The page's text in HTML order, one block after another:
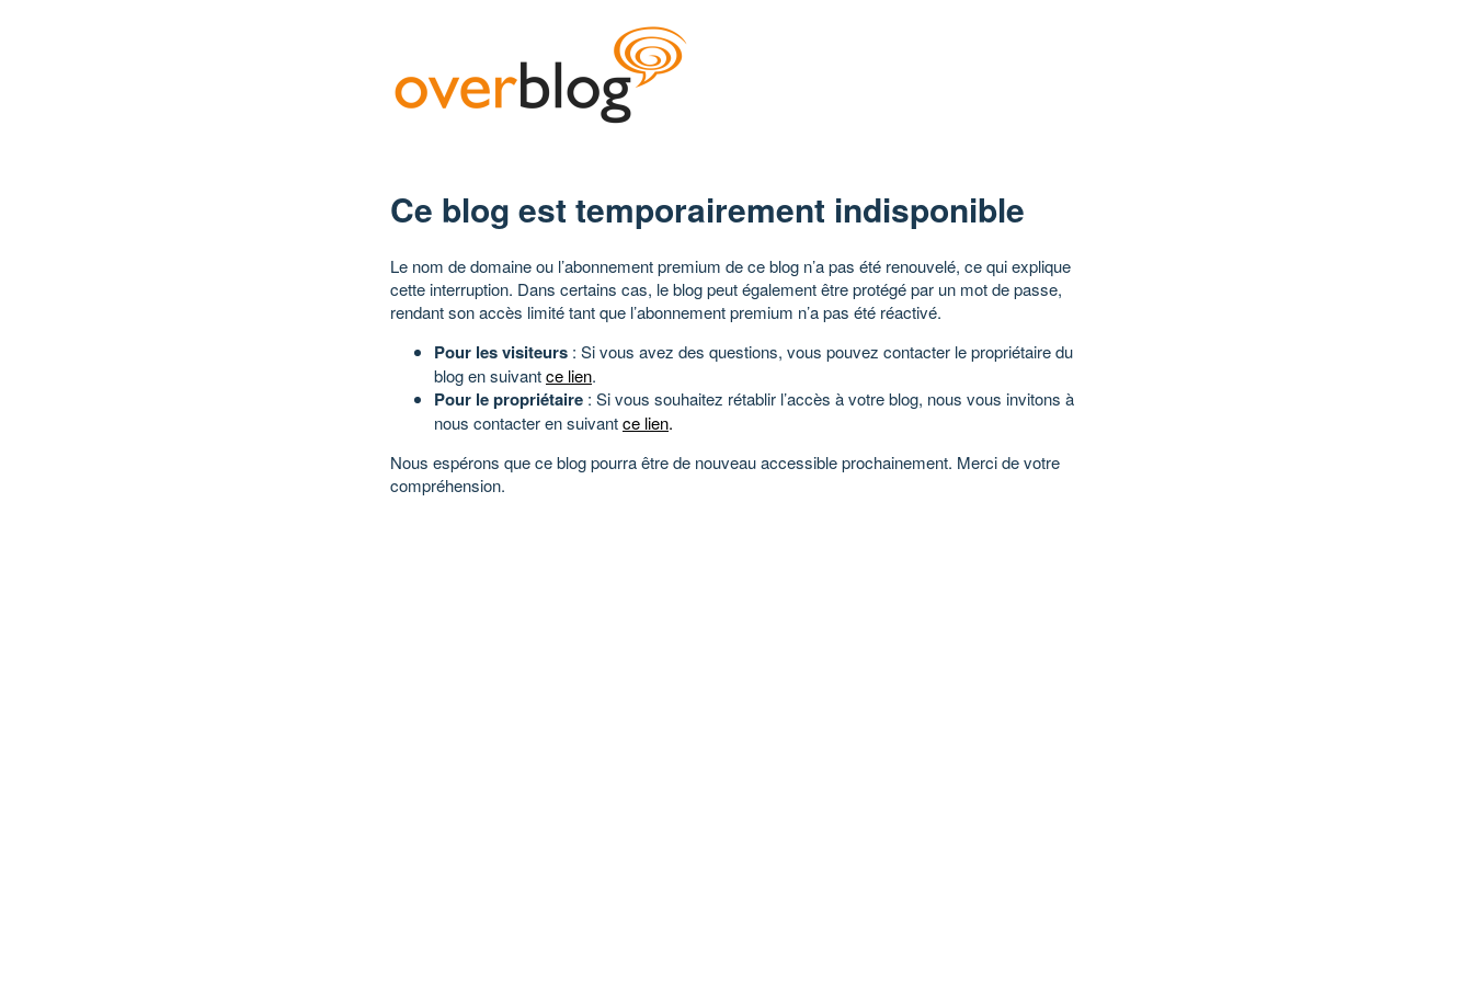
Ce blog est temporairement indisponible
Le nom de domaine ou l’abonnement premium de ce blog n’a pas été renouvelé, ce qui explique
cette interruption. Dans certains cas, le blog peut également être protégé par un mot de passe,
rendant son accès limité tant que l’abonnement premium n’a pas été réactivé.
Pour les visiteurs : Si vous avez des questions, vous pouvez contacter le propriétaire du
blog en suivantce lien.
Pour le propriétaire : Si vous souhaitez rétablir l’accès à votre blog, nous vous invitons à
nous contacter en suivantce lien.
Nous espérons que ce blog pourra être de nouveau accessible prochainement. Merci de votre
compréhension.